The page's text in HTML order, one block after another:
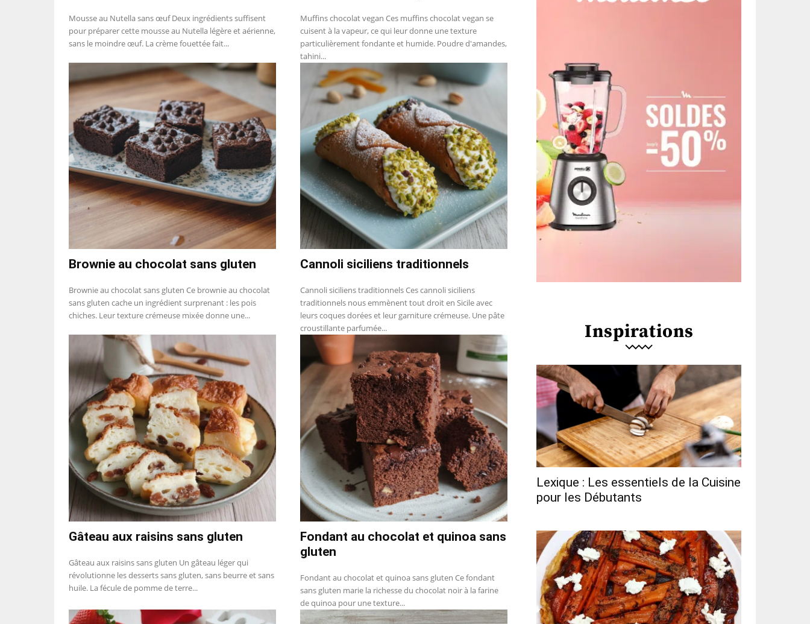
Mousse au Nutella sans œuf Deux ingrédients suffisent
pour préparer cette mousse au Nutella légère et aérienne,
sans le moindre œuf. La crème fouettée fait...
Muffins chocolat vegan Ces muffins chocolat vegan se
cuisent à la vapeur, ce qui leur donne une texture
particulièrement fondante et humide. Poudre d'amandes,
tahini...
Brownie au chocolat sans gluten
Brownie au chocolat sans gluten Ce brownie au chocolat
sans gluten cache un ingrédient surprenant : les pois
chiches. Leur texture crémeuse mixée donne une...
Cannoli siciliens traditionnels
Cannoli siciliens traditionnels Ces cannoli siciliens
traditionnels nous emmènent tout droit en Sicile avec
leurs coques dorées et leur garniture crémeuse. Une pâte
croustillante parfumée...
Gâteau aux raisins sans gluten
Gâteau aux raisins sans gluten Un gâteau léger qui
révolutionne les desserts sans gluten, sans beurre et sans
huile. La fécule de pomme de terre...
Fondant au chocolat et quinoa sans
gluten
Fondant au chocolat et quinoa sans gluten Ce fondant
sans gluten marie la richesse du chocolat noir à la farine
de quinoa pour une texture...
Inspirations
Lexique : Les essentiels de la Cuisine
pour les Débutants